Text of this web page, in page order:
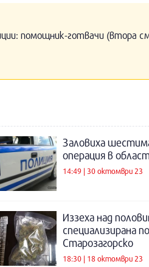
помощник-готвачи (втора
Заловиха
операция в
14:49 | 30 октомври 23
Иззеха над
специализирана
Старозагорско
18:30 | 18 октомври 23